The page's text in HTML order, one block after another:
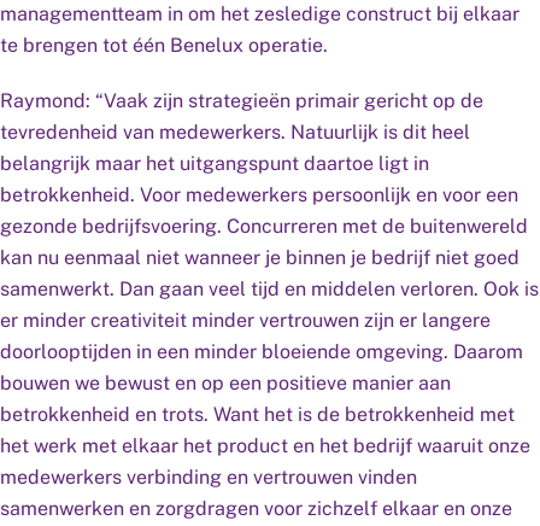
managementteam in om het zesledige construct bij elkaar
te brengen tot één Benelux operatie.
Raymond: “Vaak zijn strategieën primair gericht op de
tevredenheid van medewerkers. Natuurlijk is dit heel
belangrijk maar het uitgangspunt daartoe ligt in
betrokkenheid. Voor medewerkers persoonlijk en voor een
gezonde bedrijfsvoering. Concurreren met de buitenwereld
kan nu eenmaal niet wanneer je binnen je bedrijf niet goed
samenwerkt. Dan gaan veel tijd en middelen verloren. Ook is
er minder creativiteit minder vertrouwen zijn er langere
doorlooptijden in een minder bloeiende omgeving. Daarom
bouwen we bewust en op een positieve manier aan
betrokkenheid en trots. Want het is de betrokkenheid met
het werk met elkaar het product en het bedrijf waaruit onze
medewerkers verbinding en vertrouwen vinden
samenwerken en zorgdragen voor zichzelf elkaar en onze